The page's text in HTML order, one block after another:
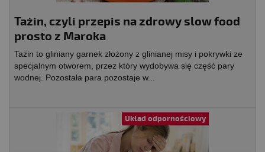
Tażin, czyli przepis na zdrowy slow food
prosto z Maroka
Tażin to gliniany garnek złożony z glinianej misy i pokrywki ze
specjalnym otworem, przez który wydobywa się część pary
wodnej. Pozostała para pozostaje w...
Układ odpornościowy